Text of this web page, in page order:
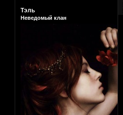
Тэль
Неведомый клан